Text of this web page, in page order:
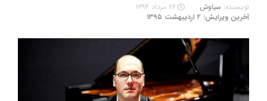
نویسنده: سیاوش
۲۶ مرداد ۱۳۹۴
آخرین ویرایش: ۲ اردیبهشت ۱۳۹۵